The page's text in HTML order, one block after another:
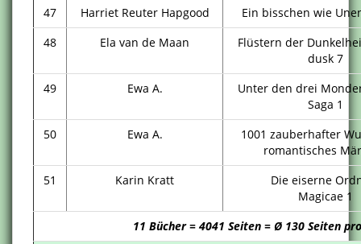
47
Harriet Reuter Hapgood
Ein bisschen wie
48
Ela van de Maan
Flüstern der
dusk 7
49
Ewa A.
Unter den drei
Saga 1
50
Ewa A.
1001 zauberhafter
romantisches
51
Karin Kratt
Die eiserne
Magicae 1
11 Bücher = 4041 Seiten = Ø 130 Seiten